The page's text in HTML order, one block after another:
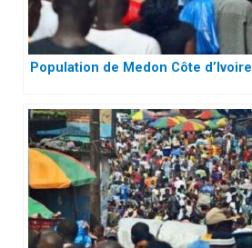
Population de Medon Côte d’Ivoire